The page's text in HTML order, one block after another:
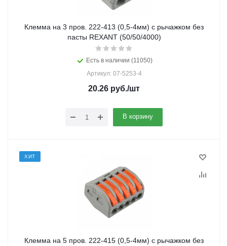
Клемма на 3 пров. 222-413 (0,5-4мм) с рычажком без
пасты REXANT (50/50/4000)
Есть в наличии (11050)
Артикул: 07-5253-4
20.26 руб./шт
В корзину
ХИТ
Клемма на 5 пров. 222-415 (0,5-4мм) с рычажком без